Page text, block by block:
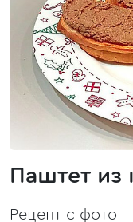
Паштет из
Рецепт с фото